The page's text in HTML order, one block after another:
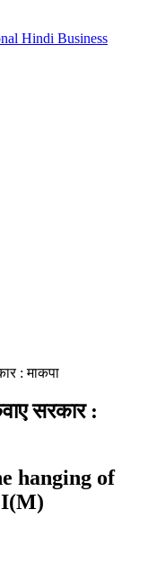
Hindi Business
: माकपा
सरकार :
hanging of